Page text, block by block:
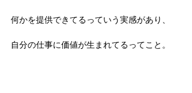
何かを提供できてるっていう実感があり、
自分の仕事に価値が生まれてるってこと。